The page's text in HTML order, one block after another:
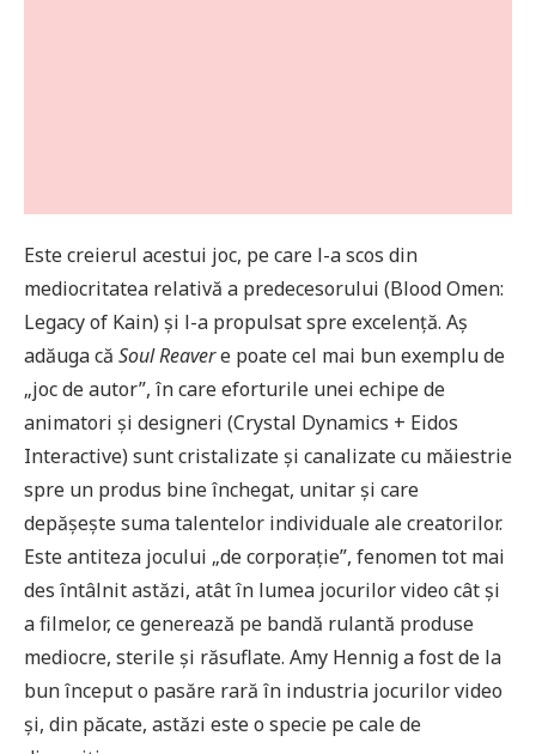
Este creierul acestui joc, pe care l-a scos din
mediocritatea relativă a predecesorului (Blood Omen:
Legacy of Kain) și l-a propulsat spre excelență. Aș
adăuga că Soul Reavere poate cel mai bun exemplu de
„joc de autor”, în care eforturile unei echipe de
animatori și designeri (Crystal Dynamics + Eidos
Interactive) sunt cristalizate și canalizate cu măiestrie
spre un produs bine închegat, unitar și care
depășește suma talentelor individuale ale creatorilor.
Este antiteza jocului „de corporație”, fenomen tot mai
des întâlnit astăzi, atât în lumea jocurilor video cât și
a filmelor, ce generează pe bandă rulantă produse
mediocre, sterile și răsuflate. Amy Hennig a fost de la
bun început o pasăre rară în industria jocurilor video
și, din păcate, astăzi este o specie pe cale de